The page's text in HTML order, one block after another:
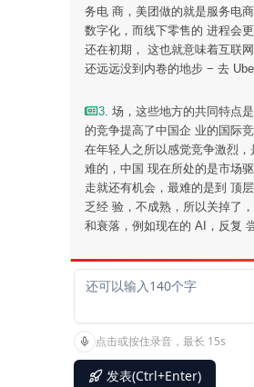
务电 商，美团做的就是服务电
数字化，而线下零售的 进程会
还在初期， 这也就意味着互联
还远远没到内卷的地步 − 去
3 . 场，这些地方的共同特点
的竞争提高了中国企 业的国际
在年轻人之所以感觉竞争激烈
难的，中国 现在所处的是市场
走就还有机会，最难的是到 顶
乏经 验，不成熟，所以关掉了
和衰落，例如现在的 AI，反复